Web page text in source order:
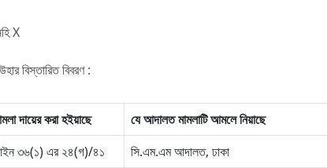
X
বিস্তারিত বিবরণ :
দায়ের করা হইয়াছে যে আদালত মামলাটি আমলে নিয়াছে
আইন ৩৬(১) এর ২৪(গ)/৪১ সি.এম.এম আদালত, ঢাকা